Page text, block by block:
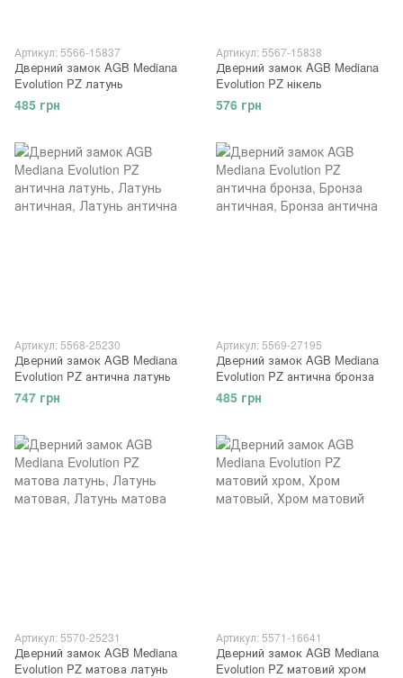
Артикул: 5566-15837
Дверний замок AGB Mediana
Evolution PZ латунь
485 грн
Артикул: 5567-15838
Дверний замок AGB Mediana
Evolution PZ нікель
576 грн
Артикул: 5568-25230
Дверний замок AGB Mediana
Evolution PZ антична латунь
747 грн
Артикул: 5569-27195
Дверний замок AGB Mediana
Evolution PZ антична бронза
485 грн
Артикул: 5570-25231
Дверний замок AGB Mediana
Evolution PZ матова латунь
Артикул: 5571-16641
Дверний замок AGB Mediana
Evolution PZ матовий хром